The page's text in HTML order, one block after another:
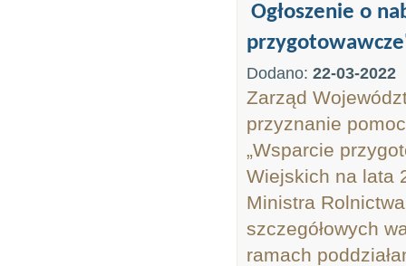
Ogłoszenie o
Dodano: 22-03-2022
Zarząd
przyznanie
„Wsparcie
Wiejskich na lata
Ministra
szczegółowych
ramach